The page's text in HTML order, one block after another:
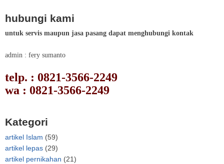
hubungi kami
untuk servis maupun jasa pasang dapat menghubungi kontak
admin : fery sumanto
telp. : 0821-3566-2249
wa : 0821-3566-2249
Kategori
artikel Islam (59)
artikel lepas (29)
artikel pernikahan (21)